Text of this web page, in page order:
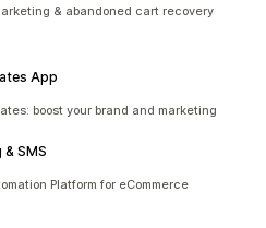
& abandoned cart recovery
App
boost your brand and marketing
SMS
Platform for eCommerce